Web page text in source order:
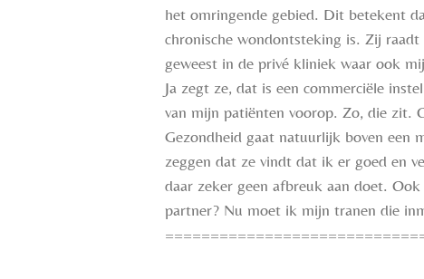
het omringende gebied. Dit betekent
chronische wondontsteking is. Zij
geweest in de privé kliniek waar ook
Ja zegt ze, dat is een commerciële
van mijn patiënten voorop. Zo, die zit.
Gezondheid gaat natuurlijk boven een
zeggen dat ze vindt dat ik er goed en
daar zeker geen afbreuk aan doet.
partner? Nu moet ik mijn tranen die